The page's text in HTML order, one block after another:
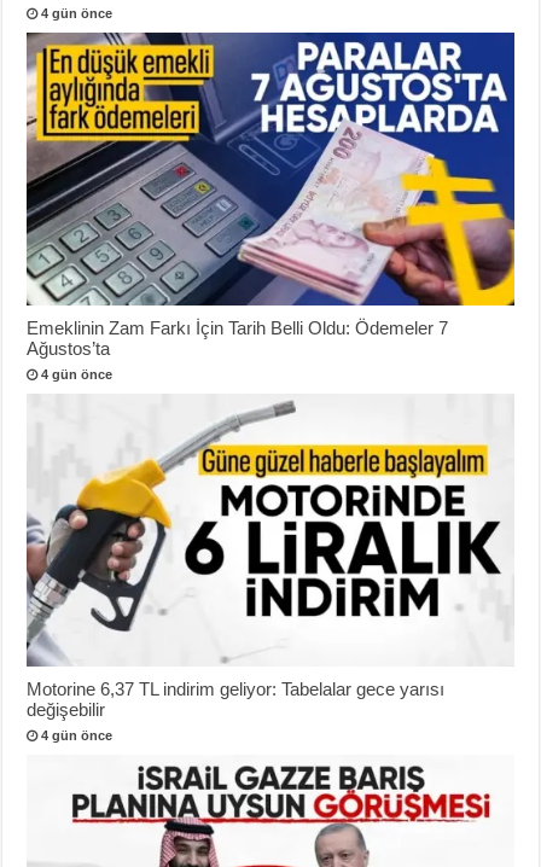
4 gün önce
Emeklinin Zam Farkı İçin Tarih Belli Oldu: Ödemeler 7
Ağustos’ta
4 gün önce
Motorine 6,37 TL indirim geliyor: Tabelalar gece yarısı
değişebilir
4 gün önce